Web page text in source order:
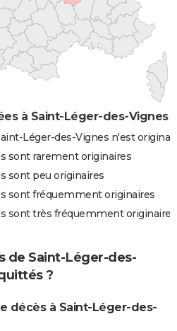
à Saint-Léger-des-Vignes
Léger-des-Vignes n'est
sont rarement originaires
sont peu originaires
sont fréquemment originaires
sont très fréquemment originaires
de Saint-Léger-des-
?
décès à Saint-Léger-des-